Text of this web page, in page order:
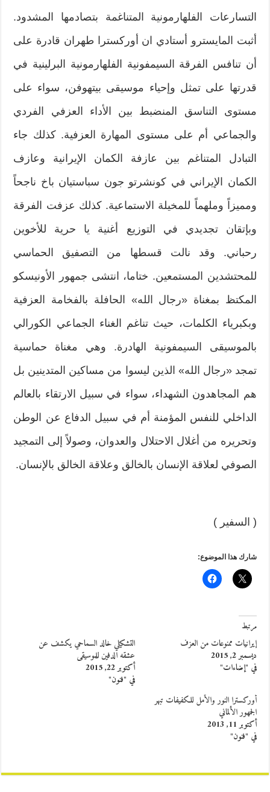
التسارعات الفلهارمونية المتناغمة بتصادمها المشدود.
أثبت المايسترو أستادي ان أوركسترا طهران قادرة على
أن تنافس الفرقة السيمفونية الفلهارمونية البرلينية في
قدرتها على تمثل وإحياء موسيقى بيتهوفن، سواء على
مستوى التناسق المنضبط بين الأداء العزفي الفردي
والجماعي أم على مستوى المهارة العزفية. كذلك جاء
التبادل المتناغم بين عازفة الكمان الإيرانية وعازف
الكمان الإيراني في كونشرتو جون سباستيان باخ ناجحاً
ومميزاً وملهماً للمخيلة الاستماعية. كذلك عزفت الفرقة
وبإتقان تجديدي في التوزيع أغنية يا حرية للأخوين
رحباني. وقد نالت قسطها من التصفيق الحماسي
للمحتشدين المستمعين. ختاما، انتشى جمهور الأونيسكو
المكتظ بمغناة «رجال الله» الحافلة بالفخامة العزفية
وبكبرياء الكلمات، حيث تناغم الغناء الجماعي الكورالي
بالموسيقى السيمفونية الهادرة. وهي مغناة حماسية
تمجد «رجال الله» الذين ليسوا من مساكين المتدينين بل
هم المجاهدون الشهداء، سواء في سبيل الارتقاء بالعالم
الداخلي للنفس المؤمنة أم في سبيل الدفاع عن الوطن
وتحريره من أغلال الاحتلال والعدوان، وصولاً إلى التمجيد
الصوفي لعلاقة الإنسان بالخالق وعلاقة الخالق بالإنسان.
( السفير )
شارك هذا الموضوع:
مرتبط
إيرانيات ممنوعات من العزف
ديسمبر 2, 2015
في "إضاءات"
التشكيلي خالد السماحي يكشف عن
عشقه الدفين للموسيقى
أكتوبر 22, 2015
في "فنون"
أوركسترا النور والأمل للكفيفات تبهر
الجمهور الألماني
أكتوبر 11, 2013
في "فنون"